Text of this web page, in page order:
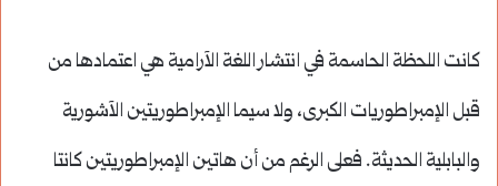
كانت اللحظة الحاسمة في انتشار اللغة الآرامية هي اعتمادها من
قبل الإمبراطوريات الكبرى، ولا سيما الإمبراطوريتين الآشورية
والبابلية الحديثة. فعلى الرغم من أن هاتين الإمبراطوريتين كانتا